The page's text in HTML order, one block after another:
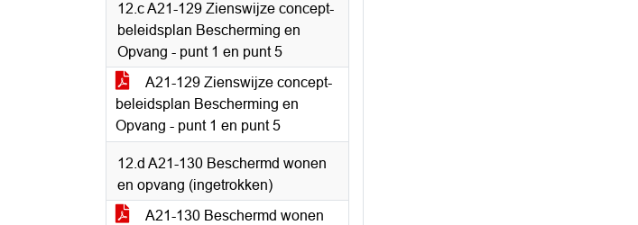
12.c A21-129 Zienswijze concept-
beleidsplan Bescherming en
Opvang - punt 1 en punt 5
A21-129 Zienswijze concept-
beleidsplan Bescherming en
Opvang - punt 1 en punt 5
12.d A21-130 Beschermd wonen
en opvang (ingetrokken)
A21-130 Beschermd wonen